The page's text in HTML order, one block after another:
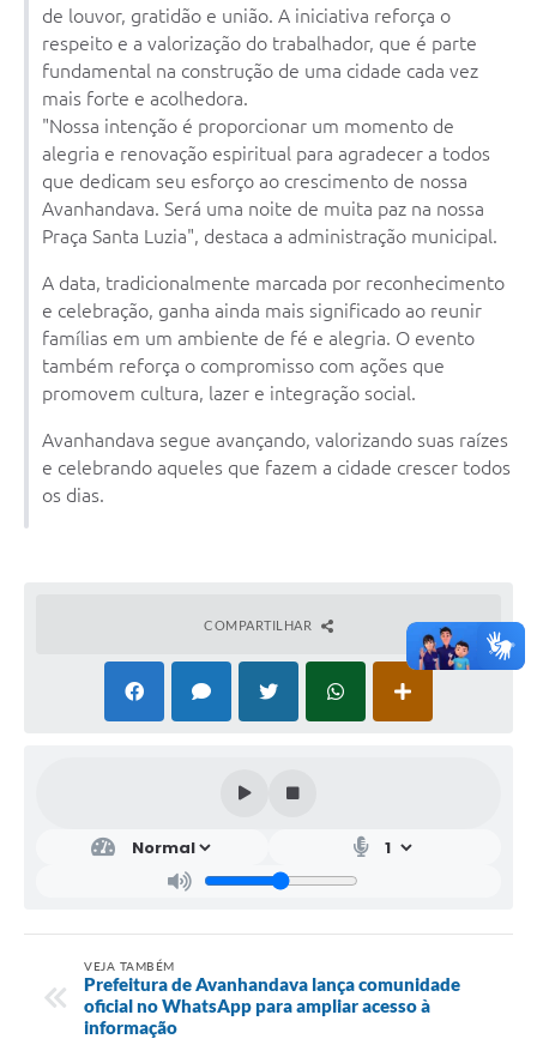
de louvor, gratidão e união. A iniciativa reforça o
respeito e a valorização do trabalhador, que é parte
fundamental na construção de uma cidade cada vez
mais forte e acolhedora.
"Nossa intenção é proporcionar um momento de
alegria e renovação espiritual para agradecer a todos
que dedicam seu esforço ao crescimento de nossa
Avanhandava. Será uma noite de muita paz na nossa
Praça Santa Luzia", destaca a administração municipal.
A data, tradicionalmente marcada por reconhecimento
e celebração, ganha ainda mais significado ao reunir
famílias em um ambiente de fé e alegria. O evento
também reforça o compromisso com ações que
promovem cultura, lazer e integração social.
Avanhandava segue avançando, valorizando suas raízes
e celebrando aqueles que fazem a cidade crescer todos
os dias.
COMPARTILHAR
VEJA TAMBÉM
Prefeitura de Avanhandava lança comunidade
oficial no WhatsApp para ampliar acesso à
informação